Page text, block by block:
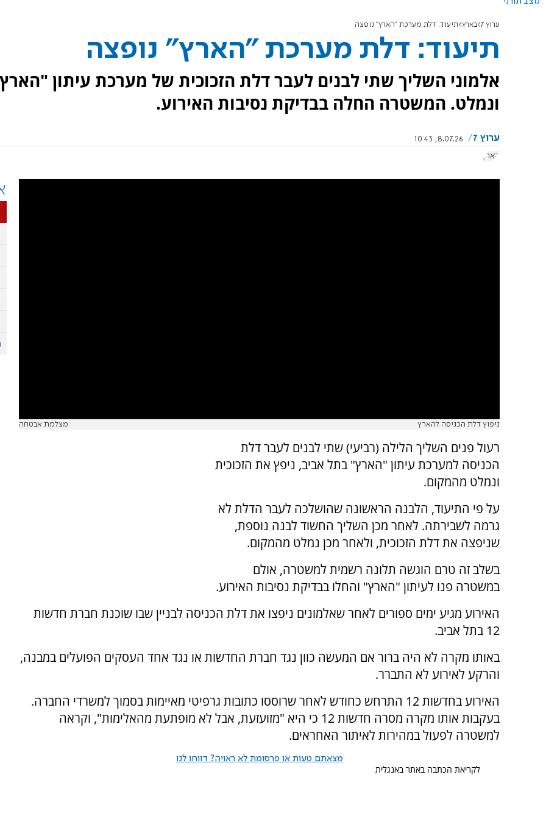
ערוץ 7 בארץ תיעוד: דלת מערכת "הארץ" נופצה
תיעוד: דלת מערכת "הארץ" נופצה
אלמוני השליך שתי לבנים לעבר דלת הזכוכית של מערכת עיתון
ונמלט. המשטרה החלה בבדיקת נסיבות האירוע.
ערוץ 7
8.07.26, 10:43
הארץ
ניפוץ דלת הכניסה להארץ מצלמת אבטחה
רעול פנים השליך הלילה (רביעי) שתי לבנים לעבר דלת
הכניסה למערכת עיתון "הארץ" בתל אביב, ניפץ את הזכוכית
ונמלט מהמקום.
על פי התיעוד, הלבנה הראשונה שהושלכה לעבר הדלת לא
גרמה לשבירתה. לאחר מכן השליך החשוד לבנה נוספת,
שניפצה את דלת הזכוכית, ולאחר מכן נמלט מהמקום.
בשלב זה טרם הוגשה תלונה רשמית למשטרה, אולם
במשטרה פנו לעיתון "הארץ" והחלו בבדיקת נסיבות האירוע.
האירוע מגיע ימים ספורים לאחר שאלמונים ניפצו את דלת הכניסה לבניין שבו שוכנת חברת חדשות
12 בתל אביב.
באותו מקרה לא היה ברור אם המעשה כוון נגד חברת החדשות או נגד אחד העסקים הפועלים במבנה,
והרקע לאירוע לא התברר.
האירוע בחדשות 12 התרחש כחודש לאחר שרוססו כתובות גרפיטי מאיימות בסמוך למשרדי החברה.
בעקבות אותו מקרה מסרה חדשות 12 כי היא "מזועזעת, אבל לא מופתעת מהאלימות", וקראה
למשטרה לפעול במהירות לאיתור האחראים.
מצאתם טעות או פרסומת לא ראויה? דווחו לנו
לקריאת הכתבה באתר באנגלית